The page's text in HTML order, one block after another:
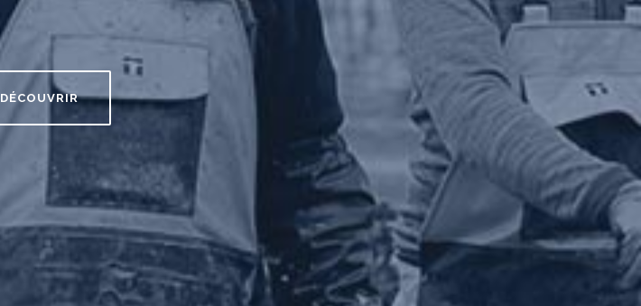
DÉCOUVRIR